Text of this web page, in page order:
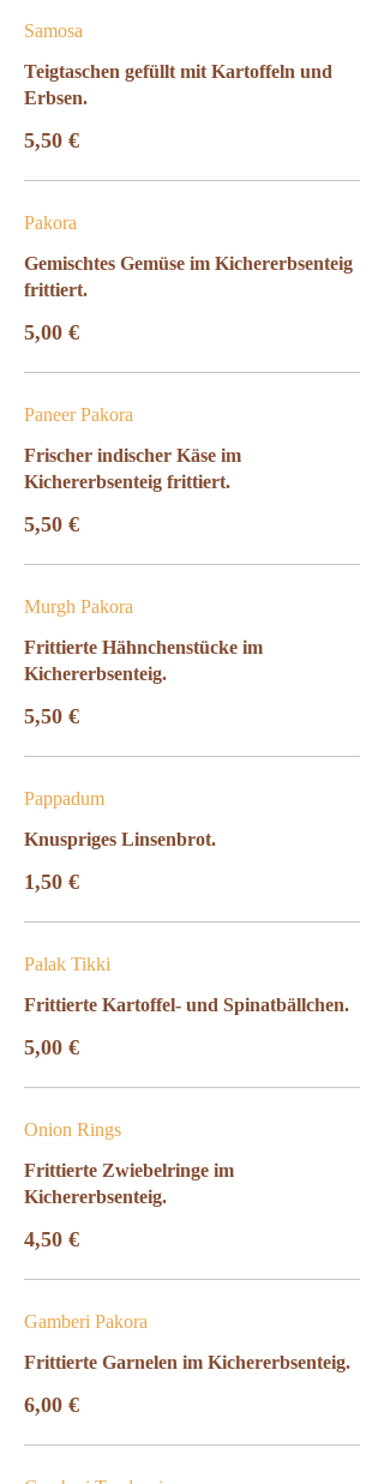
Samosa
Teigtaschen gefüllt mit Kartoffeln und
Erbsen.
5,50 €
Pakora
Gemischtes Gemüse im Kichererbsenteig
frittiert.
5,00 €
Paneer Pakora
Frischer indischer Käse im
Kichererbsenteig frittiert.
5,50 €
Murgh Pakora
Frittierte Hähnchenstücke im
Kichererbsenteig.
5,50 €
Pappadum
Knuspriges Linsenbrot.
1,50 €
Palak Tikki
Frittierte Kartoffel- und Spinatbällchen.
5,00 €
Onion Rings
Frittierte Zwiebelringe im
Kichererbsenteig.
4,50 €
Gamberi Pakora
Frittierte Garnelen im Kichererbsenteig.
6,00 €